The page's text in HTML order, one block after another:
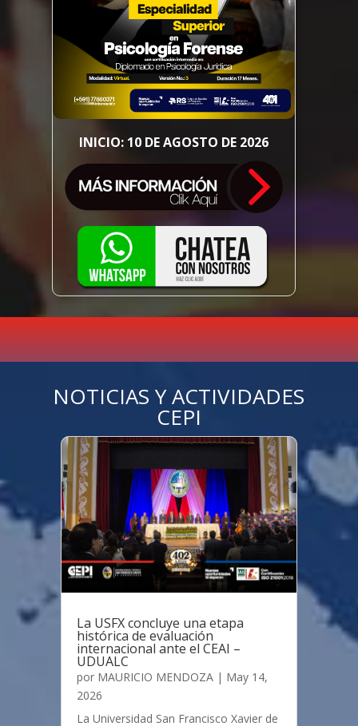
INICIO: 10 DE AGOSTO DE 2026
NOTICIAS Y ACTIVIDADES
CEPI
La USFX concluye una etapa
histórica de evaluación
internacional ante el CEAI –
UDUALC
por MAURICIO MENDOZA | May 14,
2026
La Universidad San Francisco Xavier de